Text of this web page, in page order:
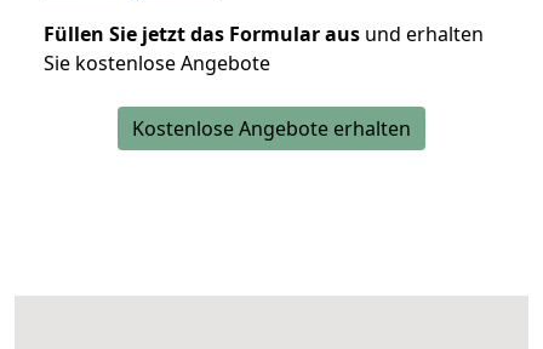
Füllen Sie jetzt das Formular aus und erhalten
Sie kostenlose Angebote
Kostenlose Angebote erhalten